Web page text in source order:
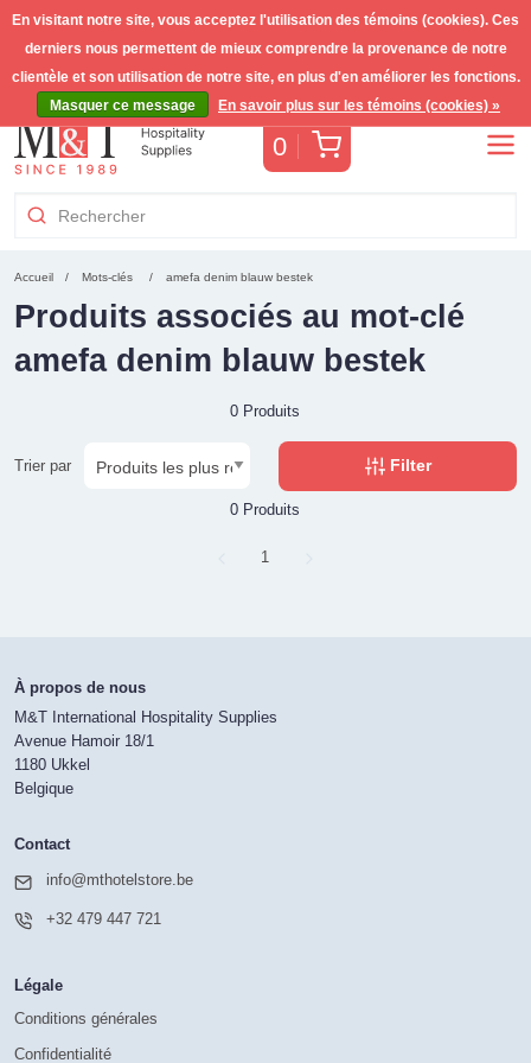
0 Panier
Accueil Mots-clés amefa denim blauw bestek
Produits associés au mot-clé
amefa denim blauw bestek
0 Produits
Trier par Filter
0 Produits
Page
1
À propos de nous
M&T International Hospitality Supplies
Avenue Hamoir 18/1
1180 Ukkel
Belgique
Contact
info@mthotelstore.be
+32 479 447 721
Légale
Conditions générales
Confidentialité
En visitant notre site, vous acceptez l'utilisation des témoins (cookies). Ces
derniers nous permettent de mieux comprendre la provenance de notre
clientèle et son utilisation de notre site, en plus d'en améliorer les fonctions.
Masquer ce message
En savoir plus sur les témoins (cookies) »